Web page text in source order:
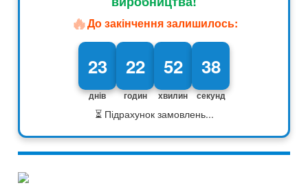
🔥До закінчення залишилось:
23
днів
22
годин
52
хвилин
37
секунд
⏳ Підрахунок замовлень...